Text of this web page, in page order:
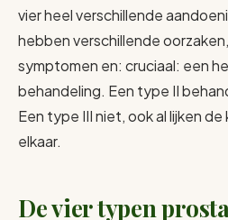
vier heel verschillende
hebben verschillende
symptomen en: cruciaal: een
behandeling. Een type II
Een type III niet, ook al lijken
elkaar.
De vier typen